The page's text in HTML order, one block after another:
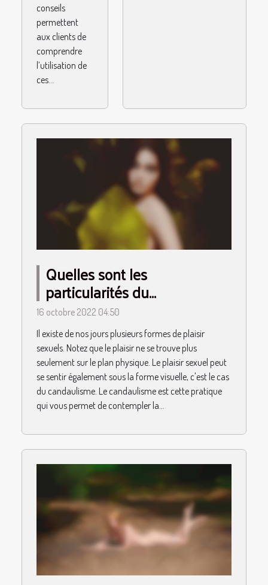
conseils
permettent
aux clients de
comprendre
l’utilisation de
ces...
Quelles sont les
particularités du
candaulisme ?
16 octobre 2022 04:50
Il existe de nos jours plusieurs formes de plaisir
sexuels. Notez que le plaisir ne se trouve plus
seulement sur le plan physique. Le plaisir sexuel peut
se sentir également sous la forme visuelle, c'est le cas
du candaulisme. Le candaulisme est cette pratique
qui vous permet de contempler la...